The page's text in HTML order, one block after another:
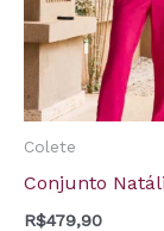
Colete
Conjunto
R$479,90